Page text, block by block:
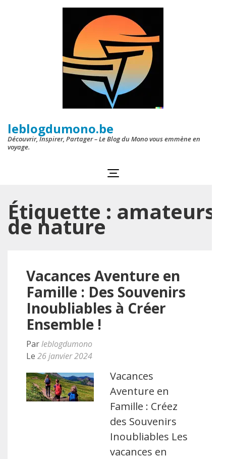
leblogdumono.be
Découvrir, Inspirer, Partager – Le Blog du Mono vous emmène en
voyage.
Étiquette : amateurs
de nature
Vacances Aventure en
Famille : Des Souvenirs
Inoubliables à Créer
Ensemble !
Parleblogdumono
Le 26 janvier 2024
Vacances
Aventure en
Famille : Créez
des Souvenirs
Inoubliables Les
vacances en